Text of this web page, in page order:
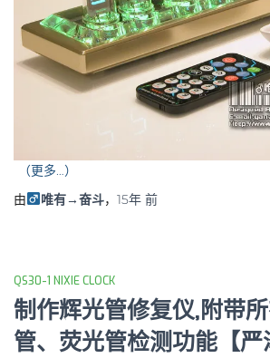
（更多…）
由
唯有→奋斗， 15年前
QS30-1 NIXIE CLOCK
制作辉光管修复仪,附带
管、荧光管检测功能【严